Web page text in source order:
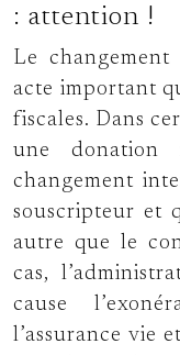
: attention !
Le
acte important
fiscales. Dans
une donation
changement
souscripteur et
autre que le
cas,
cause
l’assurance vie